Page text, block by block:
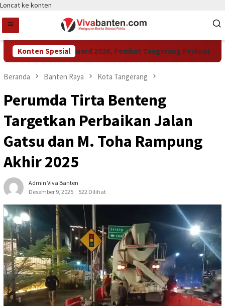
Loncat ke konten
Konten Spesial
Raih LPM Award 2026, Pemkot Tangerang Perkuat
Beranda Banten Raya Kota Tangerang
Perumda Tirta Benteng
Targetkan Perbaikan Jalan
Gatsu dan M. Toha Rampung
Akhir 2025
Admin Viva Banten
Desember 9, 2025
522 Dilihat